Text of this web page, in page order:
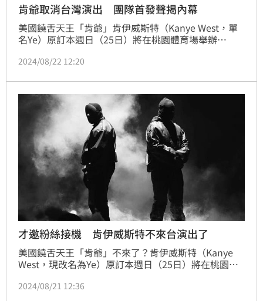
肯爺取消台灣演出 團隊首發聲揭內幕
美國饒舌天王「肯爺」肯伊威斯特（Kanye West，單
名Ye）原訂本週日（25日）將在桃園體育場舉辦
日1分鐘就搶光光。不料，21日卻傳出活動取消，深夜
2024/08/22 12:20
才邀粉絲接機 肯伊威斯特不來台演出了
美國饒舌天王「肯爺」不來了？肯伊威斯特（Kanye
West，現改名為Ye）原訂本週日（25日）將在桃園體
門票開賣首日1分鐘就搶光光。今（21日）卻傳出主辦
2024/08/21 12:36